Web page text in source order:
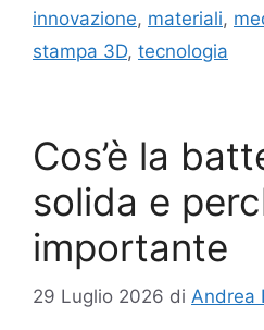
innovazione, materiali,
stampa 3D, tecnologia
Cos’è la
solida e
importante
29 Luglio 2026 di Andrea